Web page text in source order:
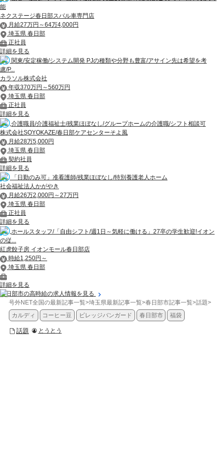
能
ネクステージ春日部スバル車専門店
月給27万円～64万4,000円
埼玉県 春日部
正社員
詳細を見る
関東/安定稼働/システム開発 PJの種類や分野も豊富/アサイン先は希望を考
慮/P...
カラソル株式会社
年収370万円～560万円
埼玉県 春日部
正社員
詳細を見る
介護職員/介護福祉士/残業ほぼなし/グループホームの介護職/シフト相談可
株式会社SOYOKAZE/春日部ケアセンターそよ風
月給28万5,000円
埼玉県 春日部
契約社員
詳細を見る
「日勤のみ可」准看護師/残業ほぼなし/特別養護老人ホーム
社会福祉法人かがやき
月給26万2,000円～27万円
埼玉県 春日部
正社員
詳細を見る
ホールスタッフ/「自由シフト/週1日～気軽に働ける」27卒の学生歓迎!イオン
の従...
紅虎餃子房 イオンモール春日部店
時給1,250円～
埼玉県 春日部
詳細を見る
春日部市の高時給の求人情報を見る
号外NET全国の最新記事一覧>埼玉県最新記事一覧>春日部市記事一覧>話題>【
カルディ
コーヒー豆 ビレッジバンガード 春日部市 福袋
話題 とうとう